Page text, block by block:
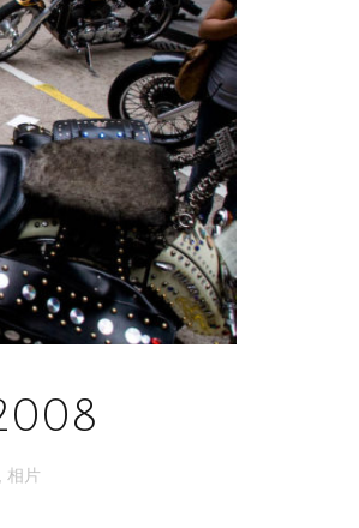
相片